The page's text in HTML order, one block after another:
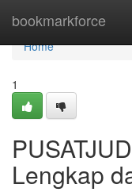
bookmarkforce
Home
Home
1
Lengkap